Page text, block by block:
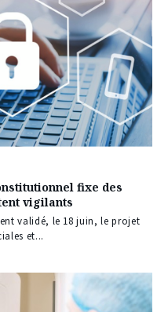
fixe des
vigilants
validé, le 18 juin, le projet
et...